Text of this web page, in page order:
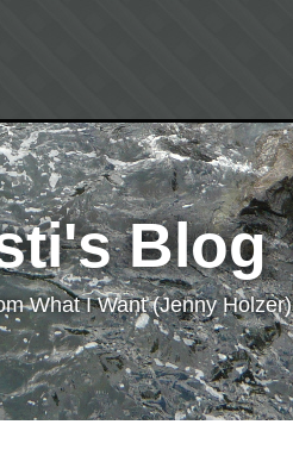
Blog
What I Want (Jenny Holzer)